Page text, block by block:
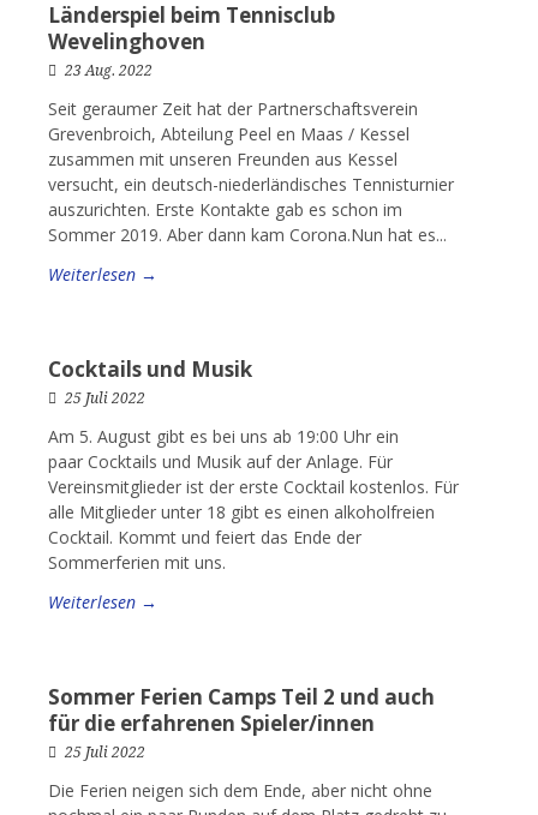
Länderspiel beim Tennisclub
Wevelinghoven
23 Aug. 2022
Seit geraumer Zeit hat der Partnerschaftsverein
Grevenbroich, Abteilung Peel en Maas / Kessel
zusammen mit unseren Freunden aus Kessel
versucht, ein deutsch-niederländisches Tennisturnier
auszurichten. Erste Kontakte gab es schon im
Sommer 2019. Aber dann kam Corona.Nun hat es...
Weiterlesen →
Cocktails und Musik
25 Juli 2022
Am 5. August gibt es bei uns ab 19:00 Uhr ein
paar Cocktails und Musik auf der Anlage. Für
Vereinsmitglieder ist der erste Cocktail kostenlos. Für
alle Mitglieder unter 18 gibt es einen alkoholfreien
Cocktail. Kommt und feiert das Ende der
Sommerferien mit uns.
Weiterlesen →
Sommer Ferien Camps Teil 2 und auch
für die erfahrenen Spieler/innen
25 Juli 2022
Die Ferien neigen sich dem Ende, aber nicht ohne